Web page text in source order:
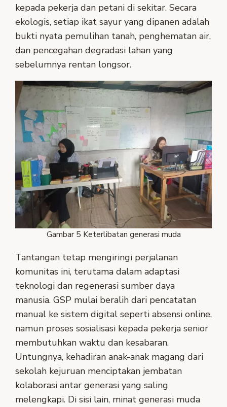
kepada pekerja dan petani di sekitar. Secara
ekologis, setiap ikat sayur yang dipanen adalah
bukti nyata pemulihan tanah, penghematan air,
dan pencegahan degradasi lahan yang
sebelumnya rentan longsor.
Gambar 5 Keterlibatan generasi muda
Tantangan tetap mengiringi perjalanan
komunitas ini, terutama dalam adaptasi
teknologi dan regenerasi sumber daya
manusia. GSP mulai beralih dari pencatatan
manual ke sistem digital seperti absensi online,
namun proses sosialisasi kepada pekerja senior
membutuhkan waktu dan kesabaran.
Untungnya, kehadiran anak-anak magang dari
sekolah kejuruan menciptakan jembatan
kolaborasi antar generasi yang saling
melengkapi. Di sisi lain, minat generasi muda